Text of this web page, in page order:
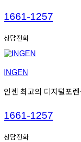
Call
1661-1257
상담전화
INGEN
인젠 최고의 디지털포
Call
1661-1257
상담전화